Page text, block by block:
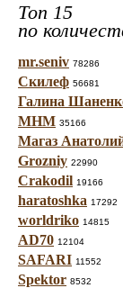
Топ 15
по
mr.seniv 78286
Скилеф 56681
Галина
МНМ 35166
Магаз
Grozniy 22990
Crakodil 19166
haratoshka 17292
worldriko 14815
AD70 12104
SAFARI 11552
Spektor 8532